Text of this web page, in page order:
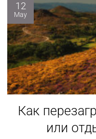
Как
или
12
May